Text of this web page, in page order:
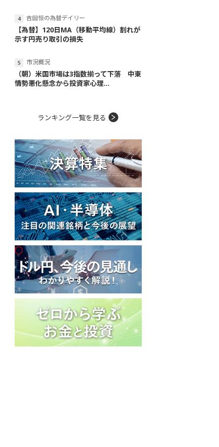
吉田恒の為替デイリー
【為替】120日MA（移動平均線）割れが
示す円売り取引の損失
市況概況
（朝）米国市場は3指数揃って下落 中東
情勢悪化懸念から投資家心理...
ランキング一覧を見る